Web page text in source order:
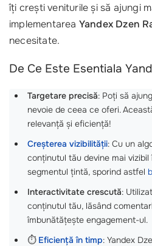
îți crești veniturile și să ajungi
implementarea Yandex Dzen
necesitate.
De Ce Este Esentiala
Targetare precisă: Poți să
nevoie de ceea ce oferi.
relevanță și eficiență!
Creșterea vizibilității: Cu un
conținutul tău devine mai
segmentul țintă, sporind astfel
Interactivitate crescută:
conținutul tău, lăsând
îmbunătățește engagement-ul.
⏱️ Eficiență în timp: Yandex